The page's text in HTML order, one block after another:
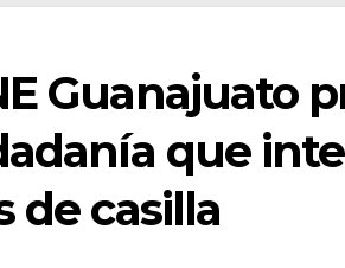
Guanajuato
que
de casilla